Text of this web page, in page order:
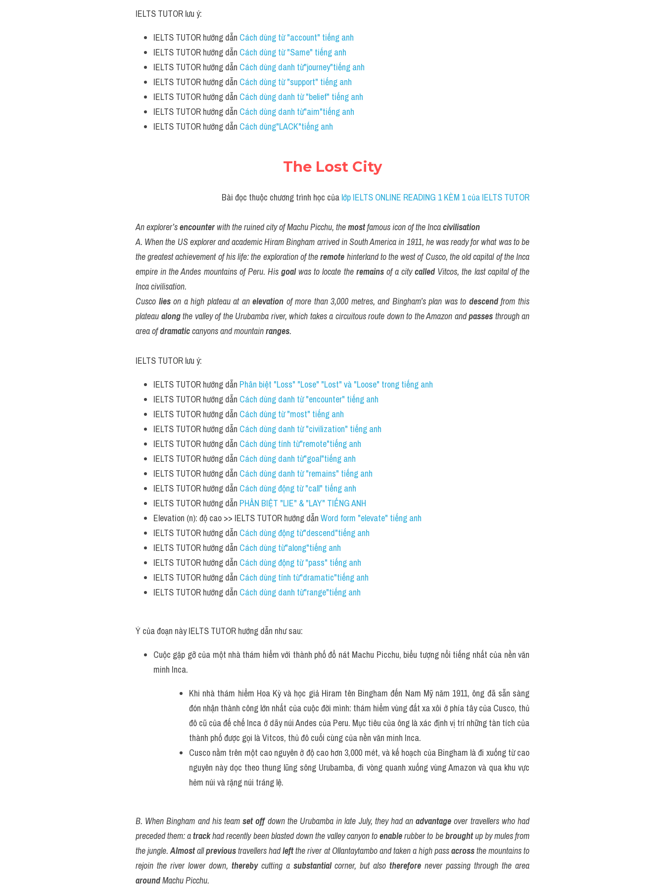
IELTS TUTOR lưu ý:
IELTS TUTOR hướng dẫn Cách dùng từ "account" tiếng anh
IELTS TUTOR hướng dẫn Cách dùng từ "Same" tiếng anh
IELTS TUTOR hướng dẫn Cách dùng danh từ"journey"tiếng anh
IELTS TUTOR hướng dẫn Cách dùng từ "support" tiếng anh
IELTS TUTOR hướng dẫn Cách dùng danh từ "belief" tiếng anh
IELTS TUTOR hướng dẫn Cách dùng danh từ"aim"tiếng anh
IELTS TUTOR hướng dẫn Cách dùng"LACK"tiếng anh
The Lost City
Bài đọc thuộc chương trình học của lớp IELTS ONLINE READING 1 KÈM 1 của IELTS TUTOR
An explorer’s encounter with the ruined city of Machu Picchu, the most famous icon of the Inca civilisation
A. When the US explorer and academic Hiram Bingham arrived in South America in 1911, he was ready for what was to be
the greatest achievement of his life: the exploration of the remote hinterland to the west of Cusco, the old capital of the Inca
empire in the Andes mountains of Peru. His goal was to locate the remains of a city called Vitcos, the last capital of the
Inca civilisation.
Cusco lies on a high plateau at an elevation of more than 3,000 metres, and Bingham’s plan was to descend from this
plateau along the valley of the Urubamba river, which takes a circuitous route down to the Amazon and passes through an
area of dramatic canyons and mountain ranges.
IELTS TUTOR lưu ý:
IELTS TUTOR hướng dẫn Phân biệt "Loss" "Lose" "Lost" và "Loose" trong tiếng anh
IELTS TUTOR hướng dẫn Cách dùng danh từ "encounter" tiếng anh
IELTS TUTOR hướng dẫn Cách dùng từ "most" tiếng anh
IELTS TUTOR hướng dẫn Cách dùng danh từ "civilization" tiếng anh
IELTS TUTOR hướng dẫn Cách dùng tính từ"remote"tiếng anh
IELTS TUTOR hướng dẫn Cách dùng danh từ"goal"tiếng anh
IELTS TUTOR hướng dẫn Cách dùng danh từ "remains" tiếng anh
IELTS TUTOR hướng dẫn Cách dùng động từ "call" tiếng anh
IELTS TUTOR hướng dẫn PHÂN BIỆT "LIE" & "LAY" TIẾNG ANH
Elevation (n): độ cao >> IELTS TUTOR hướng dẫn Word form "elevate" tiếng anh
IELTS TUTOR hướng dẫn Cách dùng động từ"descend"tiếng anh
IELTS TUTOR hướng dẫn Cách dùng từ"along"tiếng anh
IELTS TUTOR hướng dẫn Cách dùng động từ "pass" tiếng anh
IELTS TUTOR hướng dẫn Cách dùng tính từ"dramatic"tiếng anh
IELTS TUTOR hướng dẫn Cách dùng danh từ"range"tiếng anh
Ý của đoạn này IELTS TUTOR hướng dẫn như sau:
Cuộc gặp gỡ của một nhà thám hiểm với thành phố đổ nát Machu Picchu, biểu tượng nổi tiếng nhất của nền văn
minh Inca.
Khi nhà thám hiểm Hoa Kỳ và học giả Hiram tên Bingham đến Nam Mỹ năm 1911, ông đã sẵn sàng
đón nhận thành công lớn nhất của cuộc đời mình: thám hiểm vùng đất xa xôi ở phía tây của Cusco, thủ
đô cũ của đế chế Inca ở dãy núi Andes của Peru. Mục tiêu của ông là xác định vị trí những tàn tích của
thành phố được gọi là Vitcos, thủ đô cuối cùng của nền văn minh Inca.
Cusco nằm trên một cao nguyên ở độ cao hơn 3,000 mét, và kế hoạch của Bingham là đi xuống từ cao
nguyên này dọc theo thung lũng sông Urubamba, đi vòng quanh xuống vùng Amazon và qua khu vực
hẻm núi và rặng núi tráng lệ.
B. When Bingham and his team set off down the Urubamba in late July, they had an advantage over travellers who had
preceded them: a track had recently been blasted down the valley canyon to enable rubber to be brought up by mules from
the jungle. Almost all previous travellers had left the river at Ollantaytambo and taken a high pass across the mountains to
rejoin the river lower down, thereby cutting a substantial corner, but also therefore
around Machu Picchu.